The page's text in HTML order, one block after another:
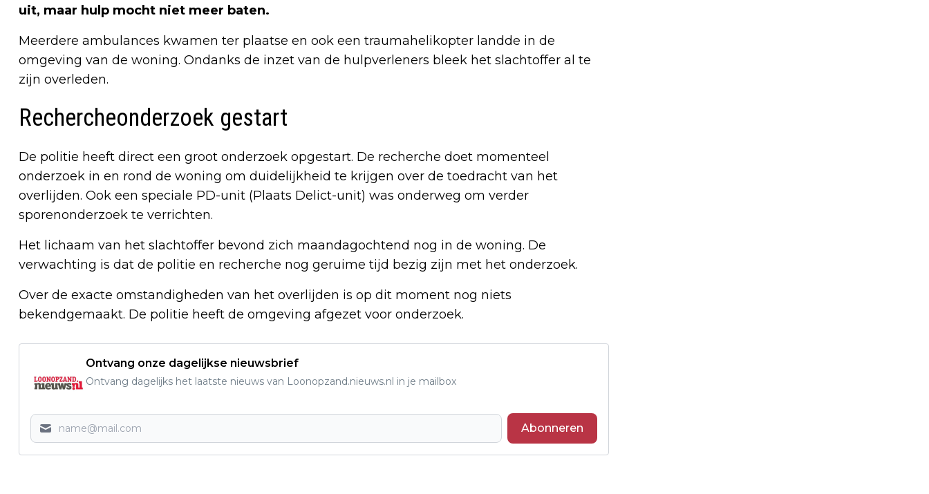
uit, maar hulp mocht niet meer baten.
Meerdere ambulances kwamen ter plaatse en ook een traumahelikopter landde in de
omgeving van de woning. Ondanks de inzet van de hulpverleners bleek het slachtoffer al te
zijn overleden.
Rechercheonderzoek gestart
De politie heeft direct een groot onderzoek opgestart. De recherche doet momenteel
onderzoek in en rond de woning om duidelijkheid te krijgen over de toedracht van het
overlijden. Ook een speciale PD-unit (Plaats Delict-unit) was onderweg om verder
sporenonderzoek te verrichten.
Het lichaam van het slachtoffer bevond zich maandagochtend nog in de woning. De
verwachting is dat de politie en recherche nog geruime tijd bezig zijn met het onderzoek.
Over de exacte omstandigheden van het overlijden is op dit moment nog niets
bekendgemaakt. De politie heeft de omgeving afgezet voor onderzoek.
Ontvang onze dagelijkse nieuwsbrief
Ontvang dagelijks het laatste nieuws van Loonopzand.nieuws.nl in je mailbox
Abonneren